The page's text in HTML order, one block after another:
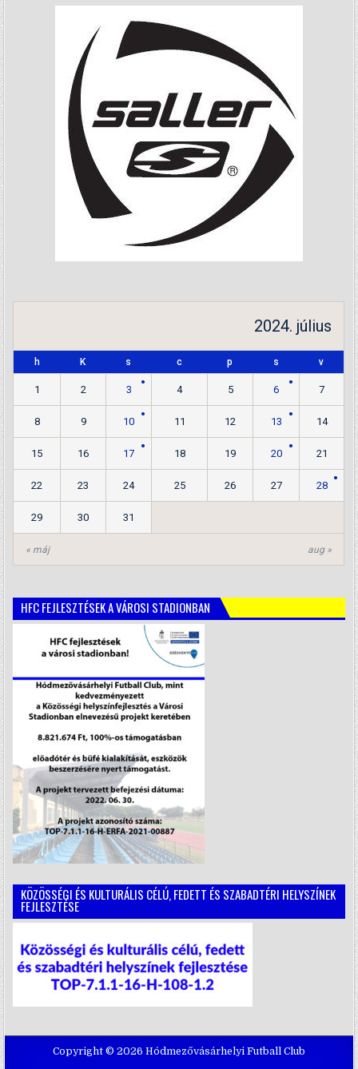
2024. július
h K s c p s v
« máj aug »
1 2 3 4 5 6 7
8 9 10 11 12 13 14
15 16 17 18 19 20 21
22 23 24 25 26 27 28
29 30 31
HFC FEJLESZTÉSEK A VÁROSI STADIONBAN
KÖZÖSSÉGI ÉS KULTURÁLIS CÉLÚ, FEDETT ÉS SZABADTÉRI HELYSZÍNEK
FEJLESZTÉSE
Copyright © 2026 Hódmezővásárhelyi Futball Club